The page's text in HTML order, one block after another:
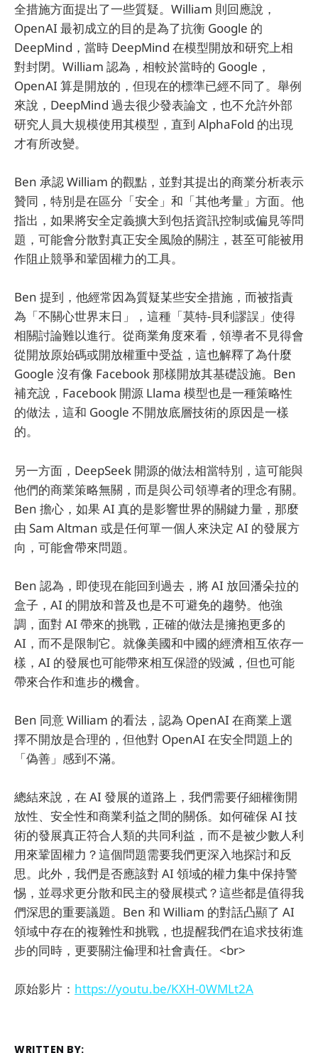
全措施方面提出了一些質疑。William 則回應說，
OpenAI 最初成立的目的是為了抗衡 Google 的
DeepMind，當時 DeepMind 在模型開放和研究上相
對封閉。William 認為，相較於當時的 Google，
OpenAI 算是開放的，但現在的標準已經不同了。舉例
來說，DeepMind 過去很少發表論文，也不允許外部
研究人員大規模使用其模型，直到 AlphaFold 的出現
才有所改變。
Ben 承認 William 的觀點，並對其提出的商業分析表示
贊同，特別是在區分「安全」和「其他考量」方面。他
指出，如果將安全定義擴大到包括資訊控制或偏見等問
題，可能會分散對真正安全風險的關注，甚至可能被用
作阻止競爭和鞏固權力的工具。
Ben 提到，他經常因為質疑某些安全措施，而被指責
為「不關心世界末日」，這種「莫特-貝利謬誤」使得
相關討論難以進行。從商業角度來看，領導者不見得會
從開放原始碼或開放權重中受益，這也解釋了為什麼
Google 沒有像 Facebook 那樣開放其基礎設施。Ben
補充說，Facebook 開源 Llama 模型也是一種策略性
的做法，這和 Google 不開放底層技術的原因是一樣
的。
另一方面，DeepSeek 開源的做法相當特別，這可能與
他們的商業策略無關，而是與公司領導者的理念有關。
Ben 擔心，如果 AI 真的是影響世界的關鍵力量，那麼
由 Sam Altman 或是任何單一個人來決定 AI 的發展方
向，可能會帶來問題。
Ben 認為，即使現在能回到過去，將 AI 放回潘朵拉的
盒子，AI 的開放和普及也是不可避免的趨勢。他強
調，面對 AI 帶來的挑戰，正確的做法是擁抱更多的
AI，而不是限制它。就像美國和中國的經濟相互依存一
樣，AI 的發展也可能帶來相互保證的毀滅，但也可能
帶來合作和進步的機會。
Ben 同意 William 的看法，認為 OpenAI 在商業上選
擇不開放是合理的，但他對 OpenAI 在安全問題上的
「偽善」感到不滿。
總結來說，在 AI 發展的道路上，我們需要仔細權衡開
放性、安全性和商業利益之間的關係。如何確保 AI 技
術的發展真正符合人類的共同利益，而不是被少數人利
用來鞏固權力？這個問題需要我們更深入地探討和反
思。此外，我們是否應該對 AI 領域的權力集中保持警
惕，並尋求更分散和民主的發展模式？這些都是值得我
們深思的重要議題。Ben 和 William 的對話凸顯了 AI
領域中存在的複雜性和挑戰，也提醒我們在追求技術進
步的同時，更要關注倫理和社會責任。<br>
原始影片： https://youtu.be/KXH-0WMLt2A
WRITTEN BY: